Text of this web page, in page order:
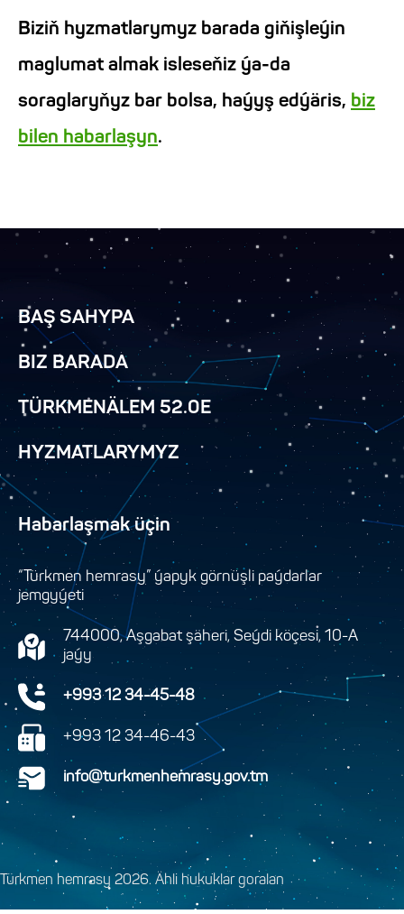
Biziň hyzmatlarymyz barada giňişleýin
maglumat almak isleseňiz ýa-da
soraglaryňyz bar bolsa, haýyş edýäris, biz
bilen habarlaşyn.
BAŞ SAHYPA
BIZ BARADA
TÜRKMENÄLEM 52.0E
HYZMATLARYMYZ
Habarlaşmak üçin
“Türkmen hemrasy” ýapyk görnüşli paýdarlar
jemgyýeti
744000, Aşgabat şäheri, Seýdi köçesi, 10-A
jaýy
+993 12 34-45-48
+993 12 34-46-43
info@turkmenhemrasy.gov.tm
Türkmen hemrasy 2026. Ähli hukuklar goralan